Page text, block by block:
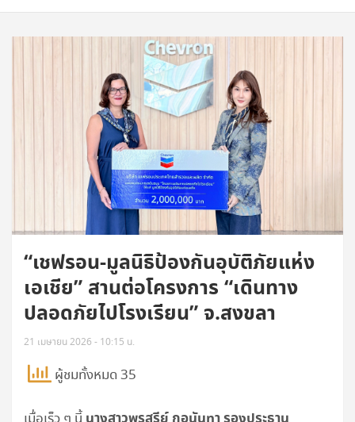
“เชฟรอน-มูลนิธิป้องกันอุบัติภัยแห่ง
เอเชีย” สานต่อโครงการ “เดินทาง
ปลอดภัยไปโรงเรียน” จ.สงขลา
21 เมษายน 2026 - 10:15 น.
ผู้ชมทั้งหมด 35